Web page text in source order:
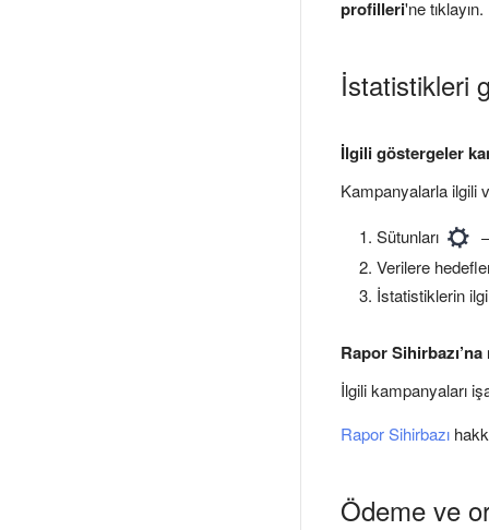
profilleri'ne tıklayın.
İstatistikleri
İlgili göstergeler
Kampanyalarla ilgili
Sütunları
Verilere
İstatistiklerin
Rapor
İlgili kampanyaları
Rapor Sihirbazı
Ödeme ve